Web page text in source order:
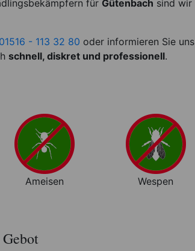
für Gütenbach sind wir
01516 - 113 32 80 oder informieren Sie uns
schnell, diskret und professionell.
Ameisen Wespen